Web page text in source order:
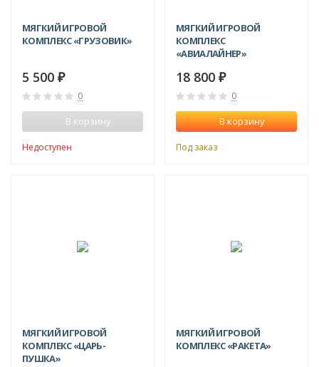
МЯГКИЙ ИГРОВОЙ
КОМПЛЕКС «ГРУЗОВИК»
5 500 ₽
0
В корзину
Недоступен
МЯГКИЙ ИГРОВОЙ
КОМПЛЕКС
«АВИАЛАЙНЕР»
18 800 ₽
0
В корзину
Под заказ
МЯГКИЙ ИГРОВОЙ
КОМПЛЕКС «ЦАРЬ-
ПУШКА»
МЯГКИЙ ИГРОВОЙ
КОМПЛЕКС «РАКЕТА»